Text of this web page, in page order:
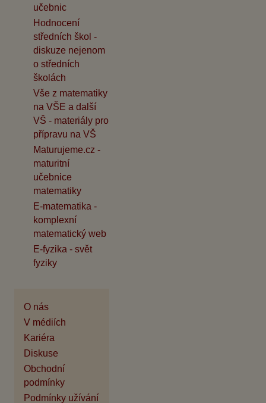
učebnic
Hodnocení
středních škol -
diskuze nejenom
o středních
školách
Vše z matematiky
na VŠE a další
VŠ - materiály pro
přípravu na VŠ
Maturujeme.cz -
maturitní
učebnice
matematiky
E-matematika -
komplexní
matematický web
E-fyzika - svět
fyziky
O nás
V médiích
Kariéra
Diskuse
Obchodní
podmínky
Podmínky užívání